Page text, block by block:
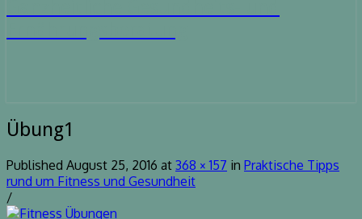
Übung1
Published August 25, 2016 at 368 × 157 in Praktische Tipps
rund um Fitness und Gesundheit
/